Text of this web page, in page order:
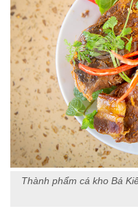
Thành phẩm cá kho Bá